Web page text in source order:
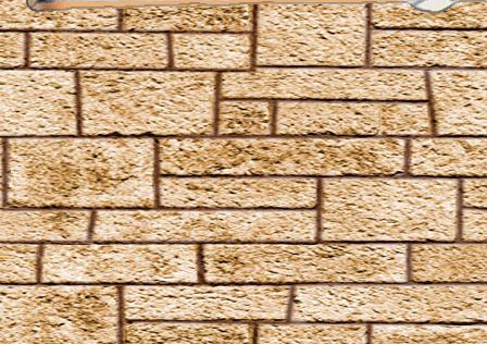
Inflatus
Liberacorpus
Muffliato
Nebulus
Partis Temporus
Peskiwichteli Pesternomi
Protego
Protego Diabolica
Protego Horribilis
Protego Maxima
Protego Totalum
Pullus
Relaschio
Repello Inimicum
Repello Muggeltum
Riddikulus
Salvio Hexia
Snufflifors
Türblockierende Flammen
Vermiculus
Vipera Evanesca